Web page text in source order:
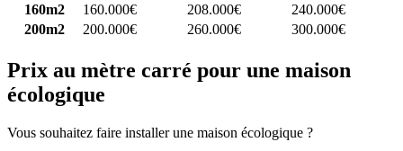
160m2
160.000€ 208.000€
240.000€
200m2
200.000€ 260.000€ 300.000€
Prix au mètre carré pour une maison
écologique
Vous souhaitez faire installer une maison écologique ?